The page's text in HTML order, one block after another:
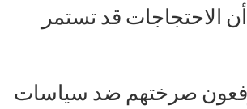
الاحتجاجات قد تستمر
صرختهم ضد سياسات